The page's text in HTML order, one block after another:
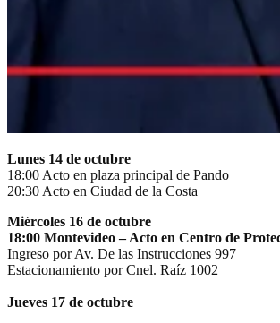
Lunes 14 de octubre
18:00 Acto en plaza principal de Pando
20:30 Acto en Ciudad de la Costa
Miércoles 16 de octubre
18:00 Montevideo – Acto en Centro de
Ingreso por Av. De las Instrucciones 997
Estacionamiento por Cnel. Raíz 1002
Jueves 17 de octubre